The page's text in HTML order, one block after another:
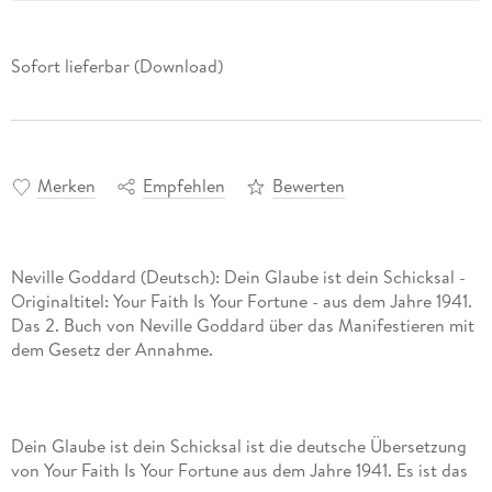
Sofort lieferbar (Download)
Merken Empfehlen Bewerten
Neville Goddard (Deutsch): Dein Glaube ist dein Schicksal -
Originaltitel: Your Faith Is Your Fortune - aus dem Jahre 1941.
Das 2. Buch von Neville Goddard über das Manifestieren mit
Dein Glaube ist dein Schicksal ist die deutsche Übersetzung
von Your Faith Is Your Fortune aus dem Jahre 1941. Es ist das